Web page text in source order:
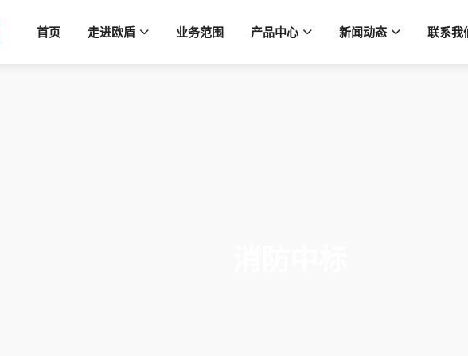
首页 走进欧盾 业务范围 产品中心 新闻动态 联系我